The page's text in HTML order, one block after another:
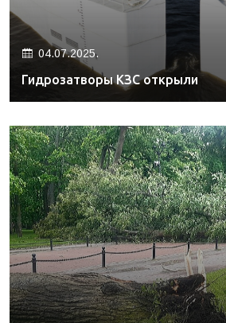
04.07.2025.
Гидрозатворы КЗС открыли